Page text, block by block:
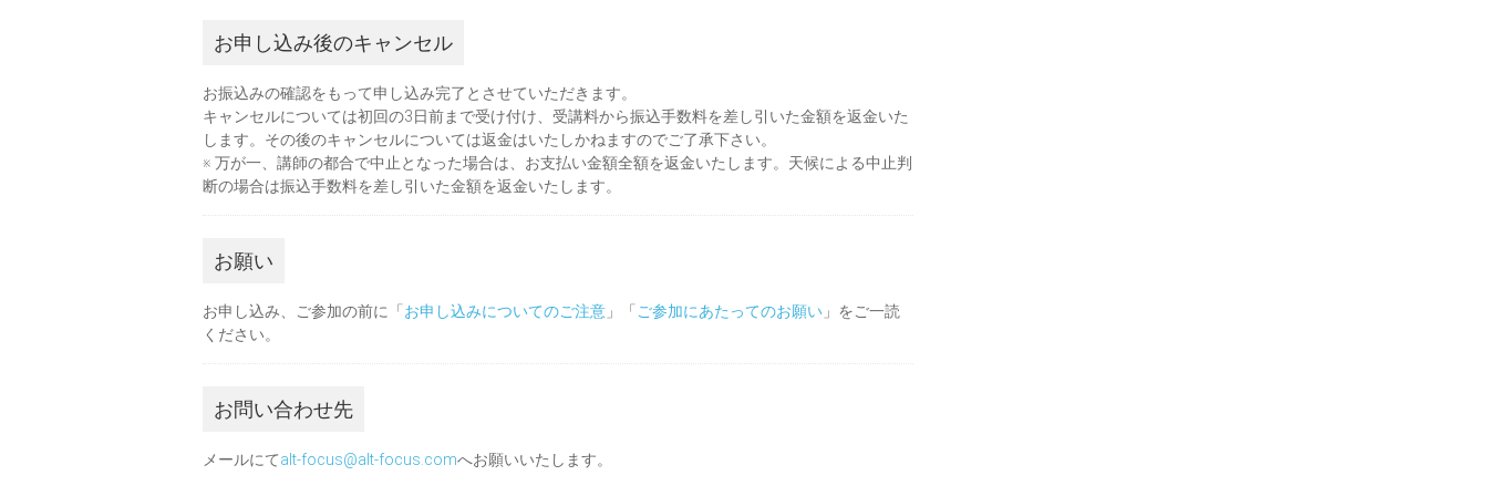
お申し込み後のキャンセル
お振込みの確認をもって申し込み完了とさせていただきます。
キャンセルについては初回の3日前まで受け付け、受講料から振込手数料を差し引いた金額を返金いた
します。その後のキャンセルについては返金はいたしかねますのでご了承下さい。
※ 万が一、講師の都合で中止となった場合は、お支払い金額全額を返金いたします。天候による中止判
断の場合は振込手数料を差し引いた金額を返金いたします。
お願い
お申し込み、ご参加の前に「 お申し込みについてのご注意 」「 ご参加にあたってのお願い 」をご一読
ください。
お問い合わせ先
メールにてalt-focus@alt-focus.comへお願いいたします。